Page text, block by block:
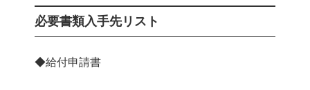
必要書類入手先リスト
◆給付申請書